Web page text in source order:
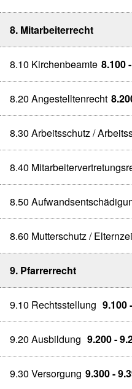
8. Mitarbeiterrecht
8.10 Kirchenbeamte 8.100
8.20 Angestelltenrecht
8.30 Arbeitsschutz /
8.40
8.50
8.60 Mutterschutz /
9. Pfarrerrecht
9.10 Rechtsstellung 9.100
9.20 Ausbildung 9.200 -
9.30 Versorgung 9.300 -